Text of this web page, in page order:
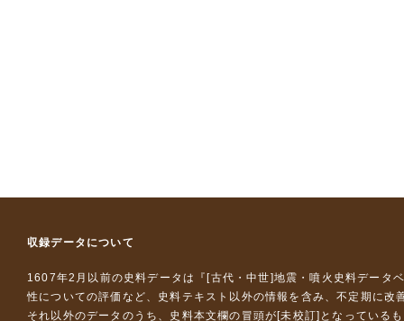
収録データについて
1607年2月以前の史料データは『 [古代・中世]地震・噴火史料データ
性についての評価など、史料テキスト以外の情報を含み、不定期に改
それ以外のデータのうち、史料本文欄の冒頭が[未校訂]となっている